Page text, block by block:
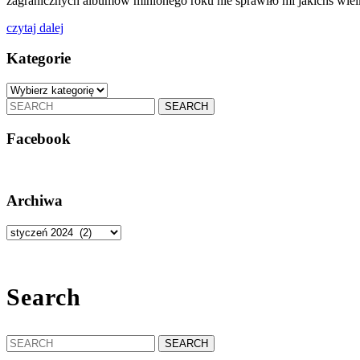
czytaj dalej
Kategorie
Kategorie
Search
for:
Facebook
Archiwa
Archiwa
Search
Search
for: